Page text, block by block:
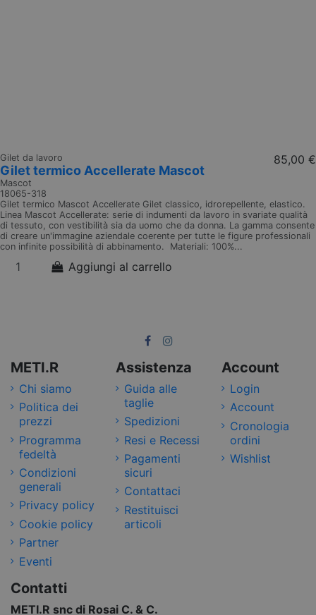
Gilet da lavoro
Gilet termico Accellerate Mascot
Mascot
18065-318
85,00 €
Gilet termico Mascot Accellerate Gilet classico, idrorepellente, elastico.
Linea Mascot Accellerate: serie di indumenti da lavoro in svariate qualità
di tessuto, con vestibilità sia da uomo che da donna. La gamma consente
di creare un'immagine aziendale coerente per tutte le figure professionali
con infinite possibilità di abbinamento. Materiali: 100%...
Aggiungi al carrello
METI.R
Chi siamo
Politica dei
prezzi
Programma
fedeltà
Condizioni
generali
Privacy policy
Cookie policy
Partner
Eventi
Assistenza
Guida alle
taglie
Spedizioni
Resi e Recessi
Pagamenti
sicuri
Contattaci
Restituisci
articoli
Account
Login
Account
Cronologia
ordini
Wishlist
Contatti
METI.R snc di Rosai C. & C.